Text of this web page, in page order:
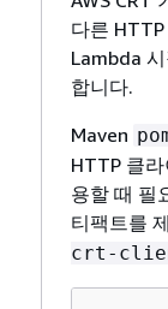
다른
Lambda
합니다.
Maven
HTTP 클
용할 때 필
티팩트를
crt-